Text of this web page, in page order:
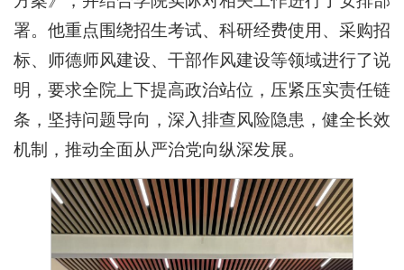
署。他重点围绕招生考试、科研经费使用、采购招
标、师德师风建设、干部作风建设等领域进行了说
明，要求全院上下提高政治站位，压紧压实责任链
条，坚持问题导向，深入排查风险隐患，健全长效
机制，推动全面从严治党向纵深发展。